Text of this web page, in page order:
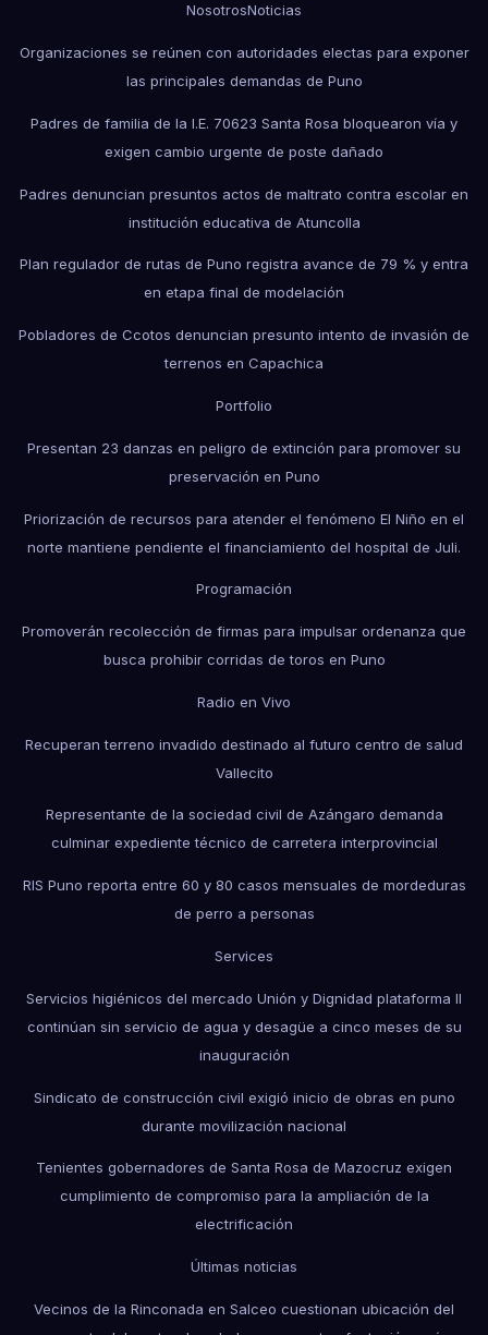
NosotrosNoticias
Organizaciones se reúnen con autoridades electas para exponer
las principales demandas de Puno
Padres de familia de la I.E. 70623 Santa Rosa bloquearon vía y
exigen cambio urgente de poste dañado
Padres denuncian presuntos actos de maltrato contra escolar en
institución educativa de Atuncolla
Plan regulador de rutas de Puno registra avance de 79 % y entra
en etapa final de modelación
Pobladores de Ccotos denuncian presunto intento de invasión de
terrenos en Capachica
Portfolio
Presentan 23 danzas en peligro de extinción para promover su
preservación en Puno
Priorización de recursos para atender el fenómeno El Niño en el
norte mantiene pendiente el financiamiento del hospital de Juli.
Programación
Promoverán recolección de firmas para impulsar ordenanza que
busca prohibir corridas de toros en Puno
Radio en Vivo
Recuperan terreno invadido destinado al futuro centro de salud
Vallecito
Representante de la sociedad civil de Azángaro demanda
culminar expediente técnico de carretera interprovincial
RIS Puno reporta entre 60 y 80 casos mensuales de mordeduras
de perro a personas
Services
Servicios higiénicos del mercado Unión y Dignidad plataforma II
continúan sin servicio de agua y desagüe a cinco meses de su
inauguración
Sindicato de construcción civil exigió inicio de obras en puno
durante movilización nacional
Tenientes gobernadores de Santa Rosa de Mazocruz exigen
cumplimiento de compromiso para la ampliación de la
electrificación
Últimas noticias
Vecinos de la Rinconada en Salceo cuestionan ubicación del